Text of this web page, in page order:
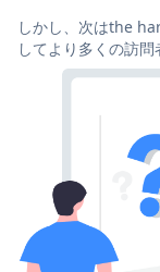
しかし、次はthe
してより多くの訪